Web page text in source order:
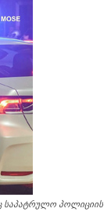
საპატრულო პოლიციის